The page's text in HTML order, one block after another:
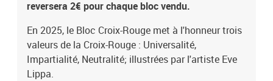
reversera 2€ pour chaque bloc vendu.
En 2025, le Bloc Croix-Rouge met à l'honneur trois
valeurs de la Croix-Rouge : Universalité,
Impartialité, Neutralité; illustrées par l'artiste Eve
Lippa.